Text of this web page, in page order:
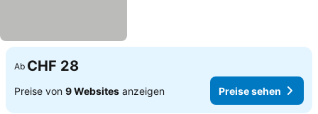
Ab CHF 28
Preise von 9 Websites anzeigen Preise sehen